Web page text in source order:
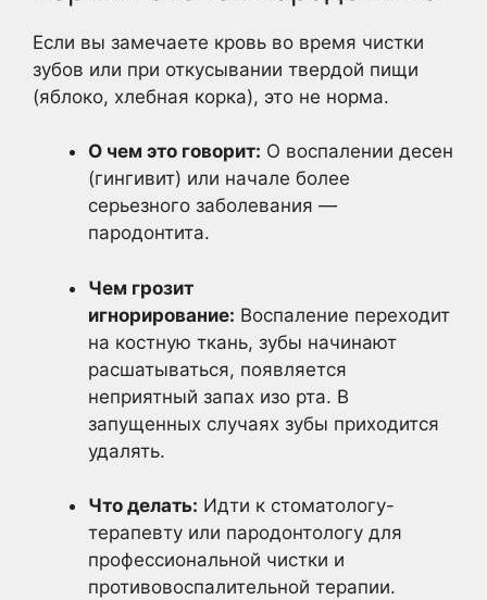
Если вы замечаете кровь во время чистки
зубов или при откусывании твердой пищи
(яблоко, хлебная корка), это не норма.
О чем это говорит: О воспалении десен
(гингивит) или начале более
серьезного заболевания —
пародонтита.
Чем грозит
игнорирование: Воспаление переходит
на костную ткань, зубы начинают
расшатываться, появляется
неприятный запах изо рта. В
запущенных случаях зубы приходится
удалять.
Что делать: Идти к стоматологу-
терапевту или пародонтологу для
профессиональной чистки и
противовоспалительной терапии.